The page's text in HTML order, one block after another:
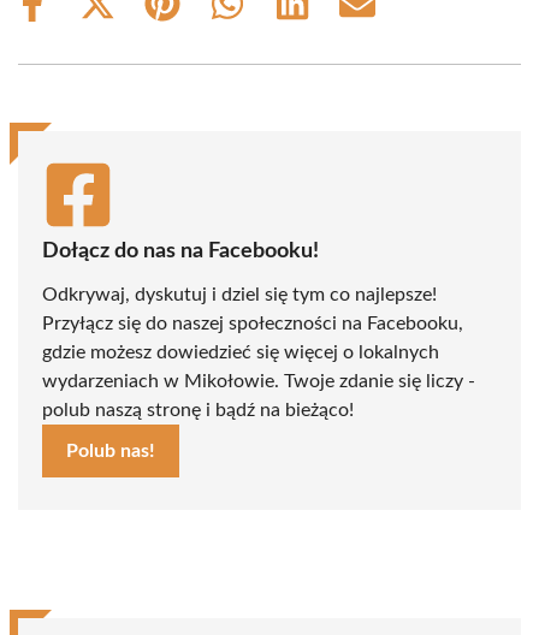
Share
Share
(Twitter)
Share
Share
Share
Share
Dołącz do nas na Facebooku!
Odkrywaj, dyskutuj i dziel się tym co najlepsze!
Przyłącz się do naszej społeczności na Facebooku,
gdzie możesz dowiedzieć się więcej o lokalnych
wydarzeniach w Mikołowie. Twoje zdanie się liczy -
polub naszą stronę i bądź na bieżąco!
Polub nas!